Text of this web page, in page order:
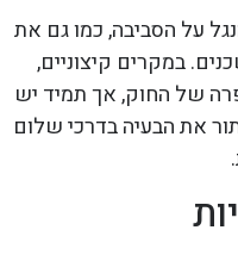
על הסביבה, כמו גם את
במקרים קיצוניים,
של החוק, אך תמיד יש
את הבעיה בדרכי שלום